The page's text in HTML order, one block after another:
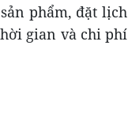
phẩm, đặt lịch
gian và chi phí